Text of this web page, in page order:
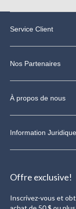
Service Client
Nos Partenaires
À propos de nous
Information Juridique
Offre exclusive!
Inscrivez-vous et